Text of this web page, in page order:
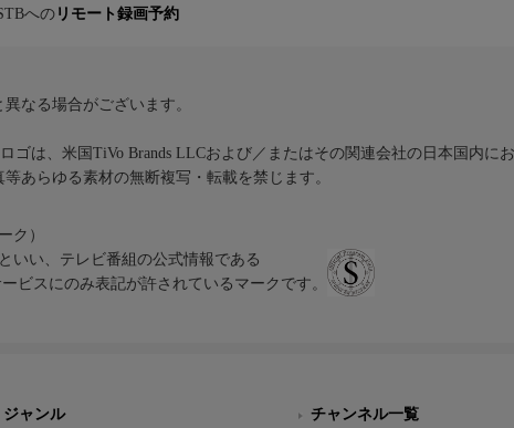
への リモート録画予約
なる場合がございます。
ゴは、米国TiVo Brands LLCおよび／またはその関連会社の日本国内に
あらゆる素材の無断複写・転載を禁じます。
ク）
いい、テレビ番組の公式情報である
ビスにのみ表記が許されているマークです。
ジャンル
チャンネル一覧